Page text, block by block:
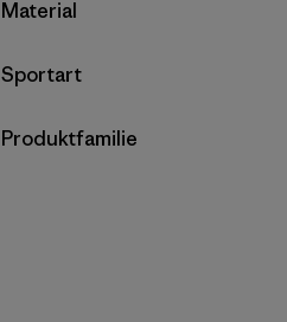
Filter by
Material
Filter by
Sportart
Filter by
Produktfamilie